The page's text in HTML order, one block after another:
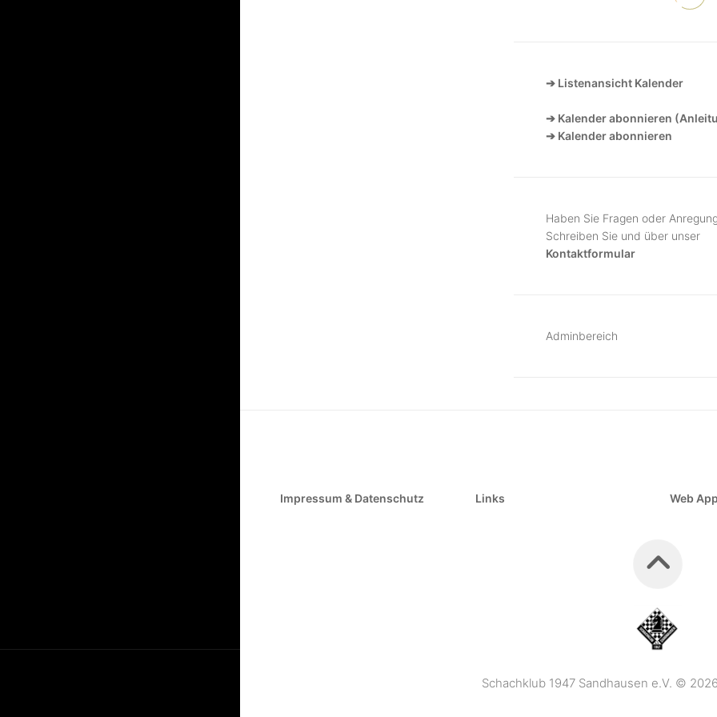
➔ Listenansicht Kalender
➔ Kalender abonnieren
➔ Kalender abonnieren
Haben Sie Fragen oder
Schreiben Sie und über unser
Kontaktformular
Adminbereich
Impressum & Datenschutz Links Web App
Schachklub 1947 Sandhausen e.V. ©